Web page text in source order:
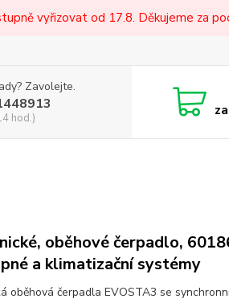
vyřizovat od 17.8. Děkujeme za
Zavolejte.
hod.) za
oběhové čerpadlo,
a klimatizační systémy
oběhová čerpadla EVOSTA3 se